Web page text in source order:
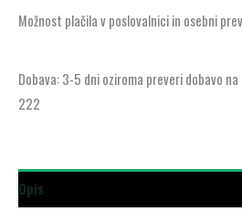
Možnost plačila v poslovalnici in osebni
Dobava: 3-5 dni oziroma preveri dobavo na
222
Opis